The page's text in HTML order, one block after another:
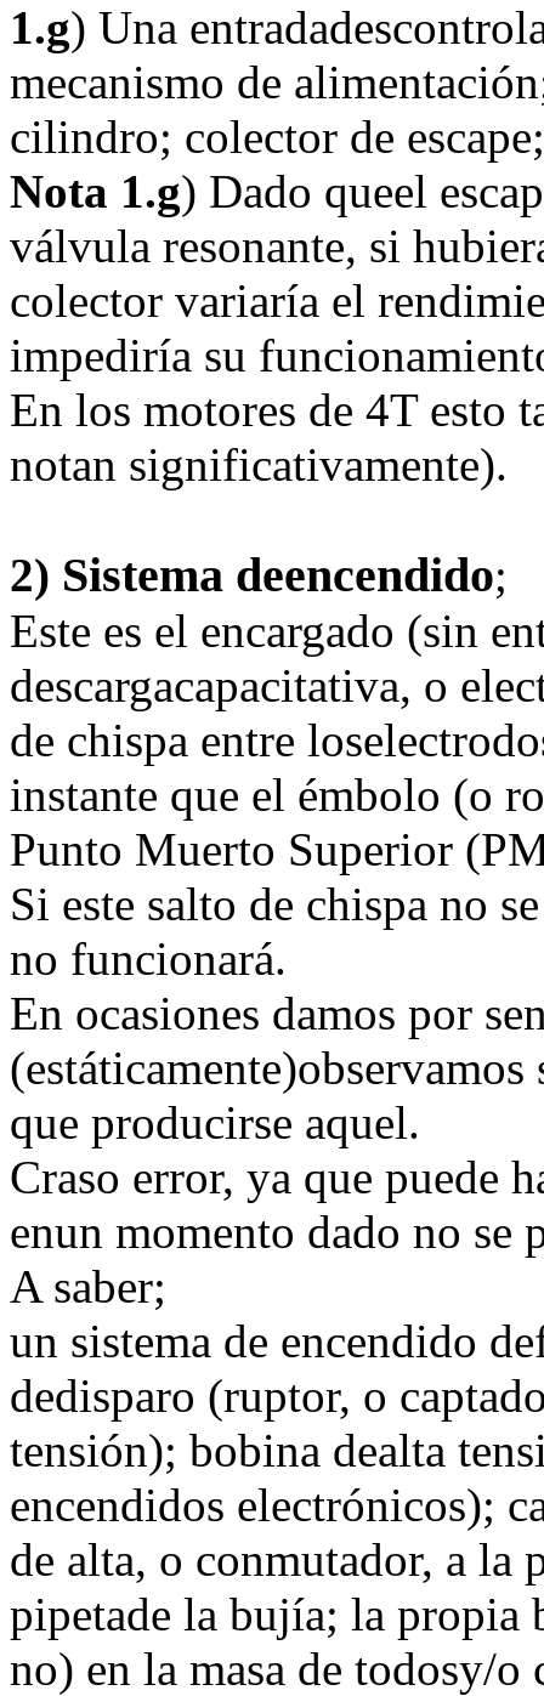
1.g) Una
mecanismo de
cilindro; colector de
Nota 1.g) Dado queel
válvula resonante, si
colector variaría el
impediría su
En los motores de 4T esto
notan significativamente).
2) Sistema deencendido;
Este es el encargado (sin
descargacapacitativa, o
de chispa entre
instante que el émbolo (o
Punto Muerto Superior
Si este salto de chispa no
no funcionará.
En ocasiones damos por
que producirse aquel.
Craso error, ya que puede
enun momento dado no se
A saber;
un sistema de encendido
dedisparo (ruptor, o
tensión); bobina dealta
encendidos electrónicos);
de alta, o conmutador, a la
pipetade la bujía; la
no) en la masa de todosy/o